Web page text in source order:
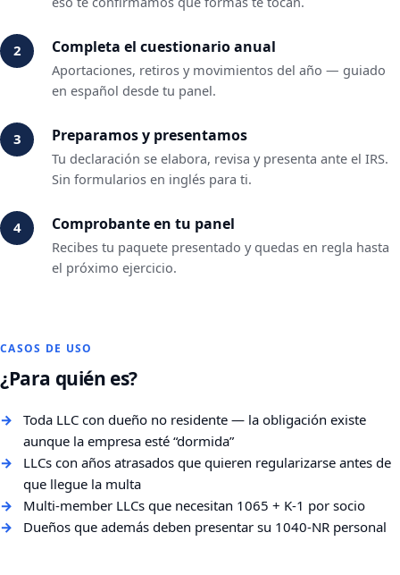
Completa el cuestionario anual
Aportaciones, retiros y movimientos del año — guiado
en español desde tu panel.
Preparamos y presentamos
Tu declaración se elabora, revisa y presenta ante el IRS.
Sin formularios en inglés para ti.
Comprobante en tu panel
Recibes tu paquete presentado y quedas en regla hasta
el próximo ejercicio.
CASOS DE USO
¿Para quién es?
Toda LLC con dueño no residente — la obligación existe
aunque la empresa esté “dormida”
LLCs con años atrasados que quieren regularizarse antes de
que llegue la multa
Multi-member LLCs que necesitan 1065 + K-1 por socio
Dueños que además deben presentar su 1040-NR personal